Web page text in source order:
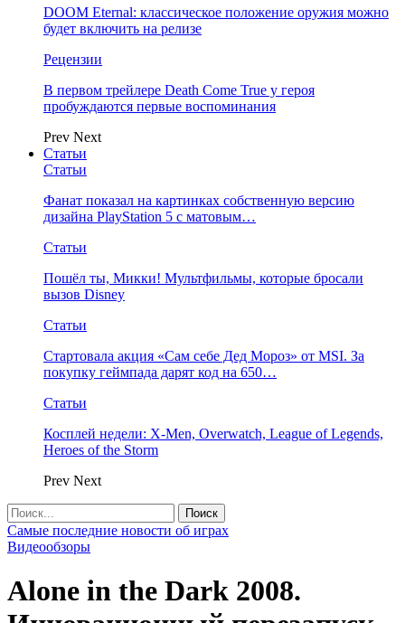
DOOM Eternal: классическое положение оружия можно
будет включить на релизе
Рецензии
В первом трейлере Death Come True у героя
пробуждаются первые воспоминания
Prev Next
Статьи
Статьи
Фанат показал на картинках собственную версию
дизайна PlayStation 5 с матовым…
Статьи
Пошёл ты, Микки! Мультфильмы, которые бросали
вызов Disney
Статьи
Стартовала акция «Сам себе Дед Мороз» от MSI. За
покупку геймпада дарят код на 650…
Статьи
Косплей недели: X-Men, Overwatch, League of Legends,
Heroes of the Storm
Prev Next
Самые последние новости об играх
Видеообзоры
Alone in the Dark 2008.